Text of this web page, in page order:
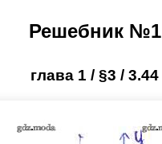
Решебник №1
глава 1 / §3 / 3.44